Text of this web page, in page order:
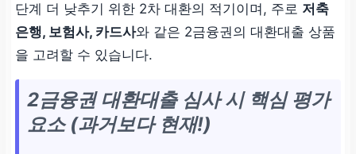
단계 더 낮추기 위한 2차 대환의 적기이며, 주로 저축
은행, 보험사, 카드사와 같은 2금융권의 대환대출 상품
을 고려할 수 있습니다.
2금융권 대환대출 심사 시 핵심 평가
요소 (과거보다 현재!)